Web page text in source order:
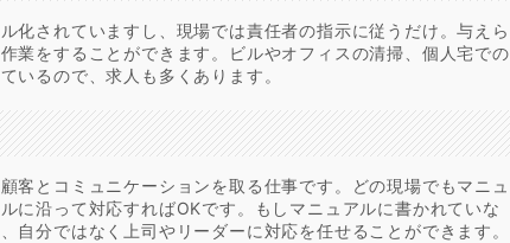
化されていますし、現場では責任者の指示に従うだけ。与えら
業をすることができます。ビルやオフィスの清掃、個人宅での
いるので、求人も多くあります。
客とコミュニケーションを取る仕事です。どの現場でもマニュ
に沿って対応すればOKです。もしマニュアルに書かれていな
自分ではなく上司やリーダーに対応を任せることができます。